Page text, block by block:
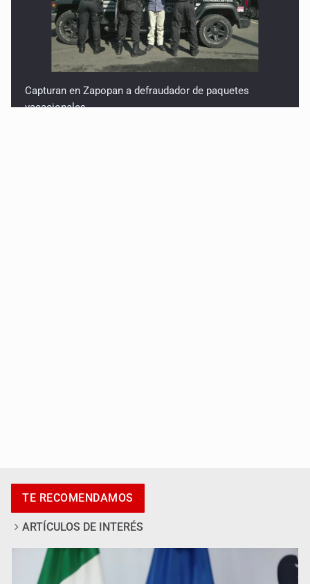
Capturan en Zapopan a defraudador de paquetes
vacacionales
lineamientos para defensa de audiencias
TE RECOMENDAMOS
ARTÍCULOS DE INTERÉS